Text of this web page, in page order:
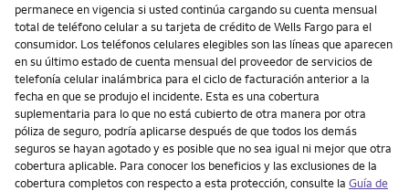
permanece en vigencia si usted continúa cargando su cuenta mensual
total de teléfono celular a su tarjeta de crédito de Wells Fargo para el
consumidor. Los teléfonos celulares elegibles son las líneas que aparecen
en su último estado de cuenta mensual del proveedor de servicios de
telefonía celular inalámbrica para el ciclo de facturación anterior a la
fecha en que se produjo el incidente. Esta es una cobertura
suplementaria para lo que no está cubierto de otra manera por otra
póliza de seguro, podría aplicarse después de que todos los demás
seguros se hayan agotado y es posible que no sea igual ni mejor que otra
cobertura aplicable. Para conocer los beneficios y las exclusiones de la
cobertura completos con respecto a esta protección, consulte la Guía de